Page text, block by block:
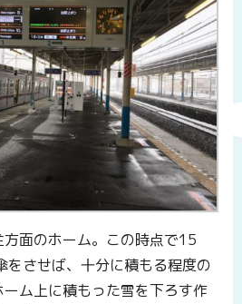
面のホーム。この時点で15
をさせば、十分に積もる程度の
ム上に積もった雪を下ろす作